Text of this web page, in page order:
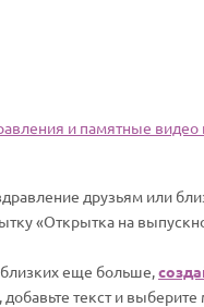
и памятные
друзьям или
«Открытка на
близких еще больше,
добавьте текст и